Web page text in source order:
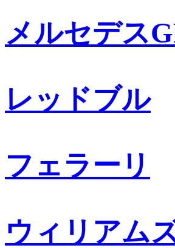
メルセデス
レッドブル
フェラーリ
ウィリアム